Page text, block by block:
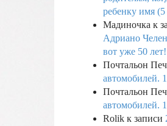
ребенку имя
Мадиночка к
Адриано
вот уже 50
Почтальон
автомобилей.
Почтальон
автомобилей.
Rolik к записи